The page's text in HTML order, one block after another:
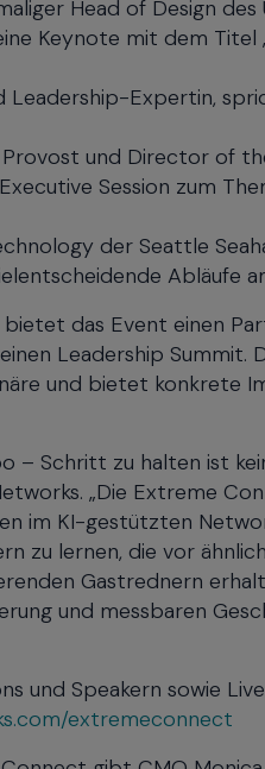
Head of Design
Keynote mit dem
Leadership-Expertin,
Provost und Director of
Session zum
der Seattle
das Event einen
Leadership Summit.
und bietet konkrete
– Schritt zu halten ist
„Die Extreme
im KI-gestützten
zu lernen, die vor
Gastrednern
und messbaren
und Speakern sowie
extremeconnect